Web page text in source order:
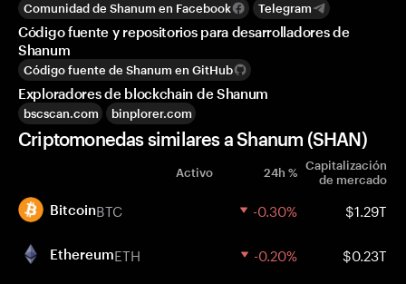
Comunidad de Shanum en Facebook
Telegram
Código fuente y repositorios para desarrolladores de
Shanum
Código fuente de Shanum en GitHub
Exploradores de blockchain de Shanum
bscscan.com binplorer.com
Criptomonedas similares a Shanum (SHAN)
Activo 24h % Capitalización
de mercado
BitcoinBTC -0.30% $1.29T
EthereumETH -0.20% $0.23T